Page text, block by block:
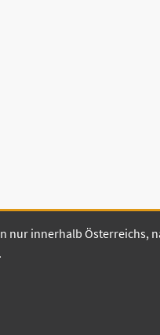
nur innerhalb Österreichs,